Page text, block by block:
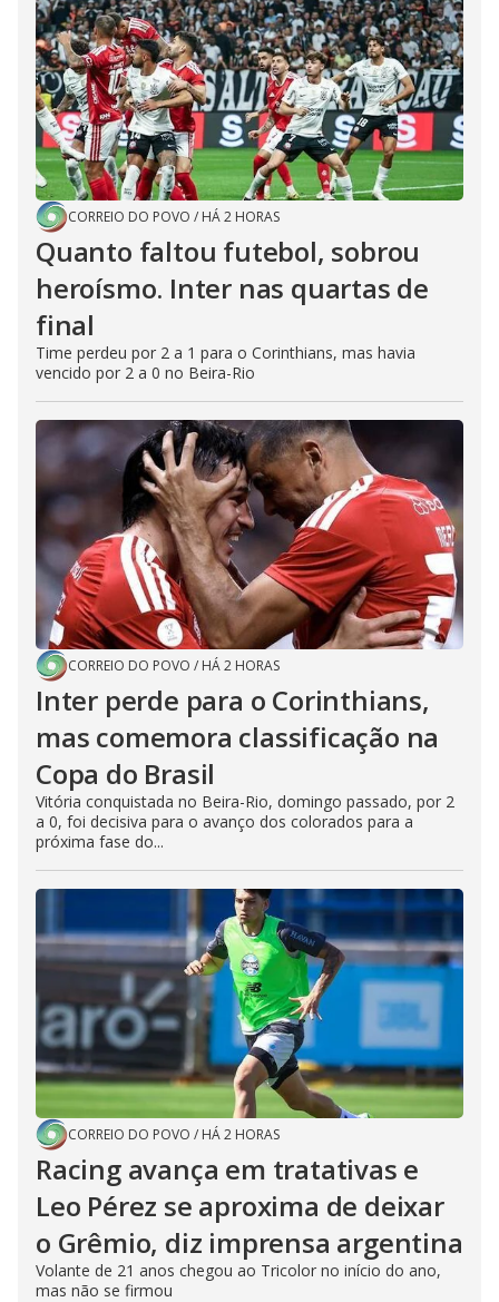
CORREIO DO POVO / HÁ 2 HORAS
Quanto faltou futebol, sobrou
heroísmo. Inter nas quartas de
final
Time perdeu por 2 a 1 para o Corinthians, mas havia
vencido por 2 a 0 no Beira-Rio
CORREIO DO POVO / HÁ 2 HORAS
Inter perde para o Corinthians,
mas comemora classificação na
Copa do Brasil
Vitória conquistada no Beira-Rio, domingo passado, por 2
a 0, foi decisiva para o avanço dos colorados para a
próxima fase do...
CORREIO DO POVO / HÁ 2 HORAS
Racing avança em tratativas e
Leo Pérez se aproxima de deixar
o Grêmio, diz imprensa argentina
Volante de 21 anos chegou ao Tricolor no início do ano,
mas não se firmou